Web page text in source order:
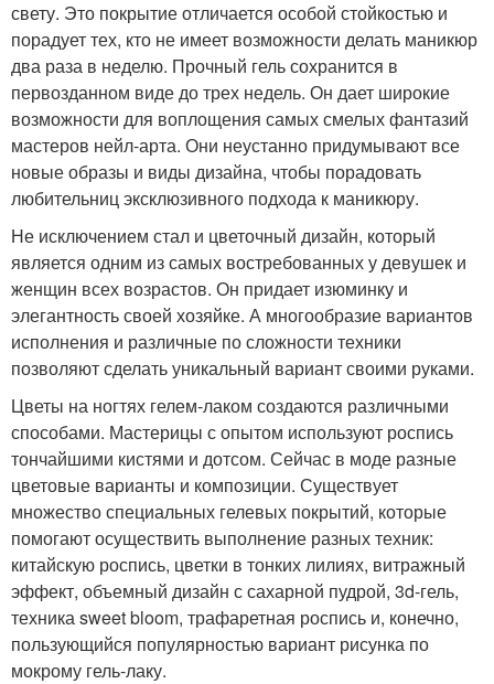
свету. Это покрытие отличается особой стойкостью и
порадует тех, кто не имеет возможности делать маникюр
два раза в неделю. Прочный гель сохранится в
первозданном виде до трех недель. Он дает широкие
возможности для воплощения самых смелых фантазий
мастеров нейл-арта. Они неустанно придумывают все
новые образы и виды дизайна, чтобы порадовать
любительниц эксклюзивного подхода к маникюру.
Не исключением стал и цветочный дизайн, который
является одним из самых востребованных у девушек и
женщин всех возрастов. Он придает изюминку и
элегантность своей хозяйке. А многообразие вариантов
исполнения и различные по сложности техники
позволяют сделать уникальный вариант своими руками.
Цветы на ногтях гелем-лаком создаются различными
способами. Мастерицы с опытом используют роспись
тончайшими кистями и дотсом. Сейчас в моде разные
цветовые варианты и композиции. Существует
множество специальных гелевых покрытий, которые
помогают осуществить выполнение разных техник:
китайскую роспись, цветки в тонких лилиях, витражный
эффект, объемный дизайн с сахарной пудрой, 3d-гель,
техника sweet bloom, трафаретная роспись и, конечно,
пользующийся популярностью вариант рисунка по
мокрому гель-лаку.